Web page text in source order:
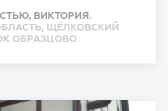
ВИКТОРИЯ,
ЩЁЛКОВСКИЙ
ОБРАЗЦОВО